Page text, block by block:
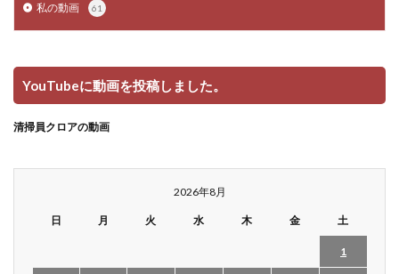
私の動画 61
YouTubeに動画を投稿しました。
清掃員クロアの動画
2026年8月
日 月 火 水 木 金 土
1